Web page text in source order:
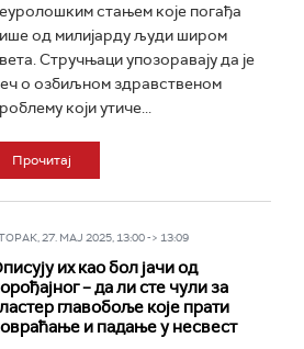
стањем које погађа
од милијарду људи широм
Стручњаци упозоравају да је
о озбиљном здравственом
који утиче...
Прочитај
27. МАЈ 2025, 13:00 -> 13:09
их као бол јачи од
– да ли сте чули за
главобоље које прати
и падање у несвест